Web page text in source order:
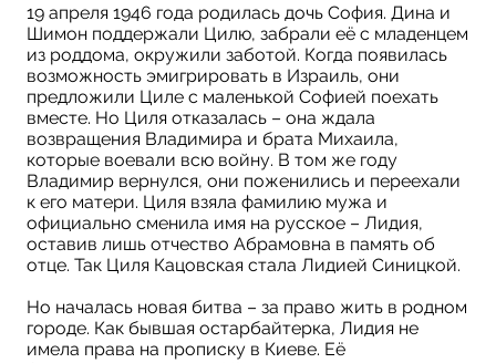
19 апреля 1946 года родилась дочь София. Дина и
Шимон поддержали Цилю, забрали её с младенцем
из роддома, окружили заботой. Когда появилась
возможность эмигрировать в Израиль, они
предложили Циле с маленькой Софией поехать
вместе. Но Циля отказалась – она ждала
возвращения Владимира и брата Михаила,
которые воевали всю войну. В том же году
Владимир вернулся, они поженились и переехали
к его матери. Циля взяла фамилию мужа и
официально сменила имя на русское – Лидия,
оставив лишь отчество Абрамовна в память об
отце. Так Циля Кацовская стала Лидией Синицкой.
Но началась новая битва – за право жить в родном
городе. Как бывшая остарбайтерка, Лидия не
имела права на прописку в Киеве. Её